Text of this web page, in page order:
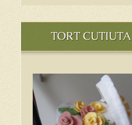
TORT CUTIUTA